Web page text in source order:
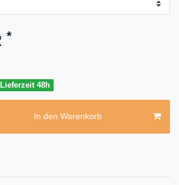
*
48h
In den Warenkorb